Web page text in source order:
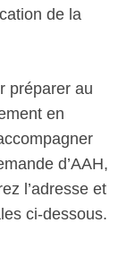
de la
préparer au
en
d’AAH,
l’adresse et
ci-dessous.